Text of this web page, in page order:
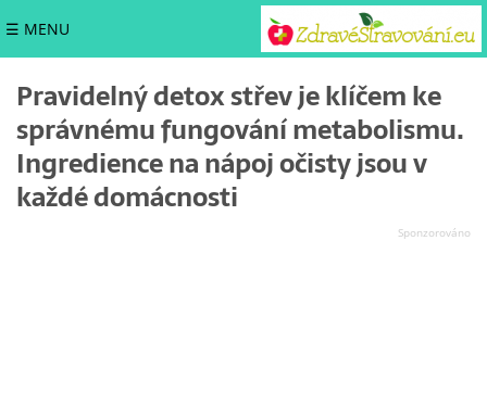
☰ MENU
Pravidelný detox střev je klíčem ke
správnému fungování metabolismu.
Ingredience na nápoj očisty jsou v
každé domácnosti